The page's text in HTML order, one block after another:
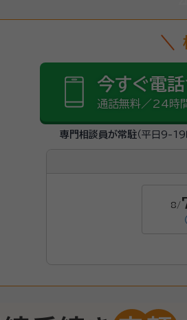
今すぐ電話
通話無料／24時
専門相談員が常駐（平日9-
8/